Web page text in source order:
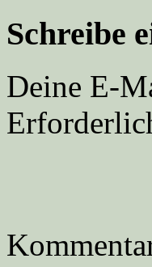
Schreibe
Deine E-